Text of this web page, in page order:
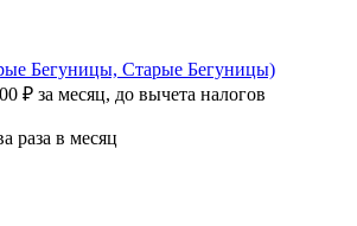
Бегуницы, Старые Бегуницы)
₽ за месяц, до вычета налогов
раза в месяц